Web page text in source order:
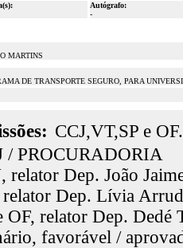
Autógrafo:
-
MARTINS
DE TRANSPORTE SEGURO, PARA
CCJ,VT,SP e OF.
/ PROCURADORIA
relator Dep. João
Dep. Lívia
OF, relator Dep. Dedé
favorável /